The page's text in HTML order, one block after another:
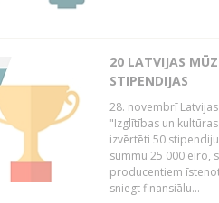
20 LATVIJAS
STIPENDIJAS
28. novembrī
"Izglītības un
izvērtēti 50
summu 25 000 eiro,
producentiem
sniegt finansiālu...